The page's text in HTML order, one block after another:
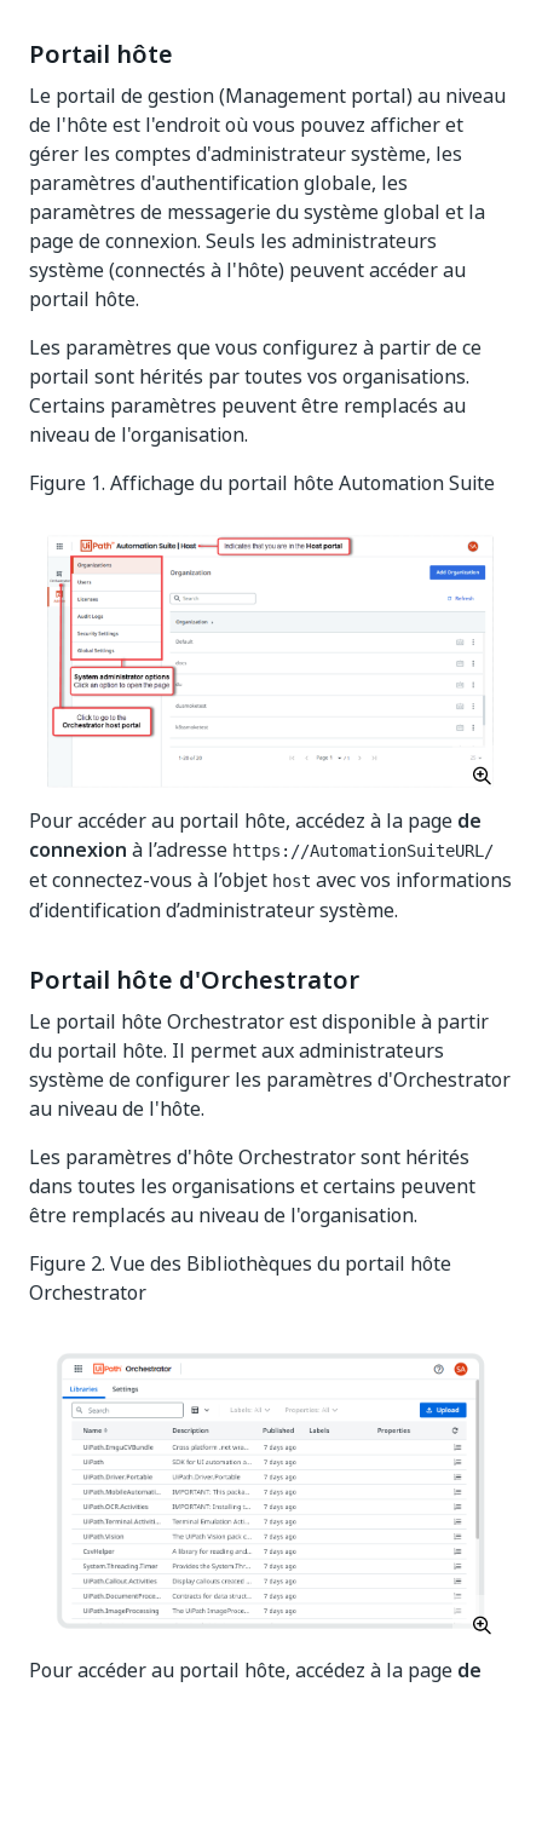
Portail hôte
Le portail de gestion (Management portal) au niveau
de l'hôte est l'endroit où vous pouvez afficher et
gérer les comptes d'administrateur système, les
paramètres d'authentification globale, les
paramètres de messagerie du système global et la
page de connexion. Seuls les administrateurs
système (connectés à l'hôte) peuvent accéder au
portail hôte.
Les paramètres que vous configurez à partir de ce
portail sont hérités par toutes vos organisations.
Certains paramètres peuvent être remplacés au
niveau de l'organisation.
Figure 1. Affichage du portail hôte Automation Suite
Pour accéder au portail hôte, accédez à la page de
connexion à l’adresse https://AutomationSuiteURL/
et connectez-vous à l’objet host avec vos informations
d’identification d’administrateur système.
Portail hôte d'Orchestrator
Le portail hôte Orchestrator est disponible à partir
du portail hôte. Il permet aux administrateurs
système de configurer les paramètres d'Orchestrator
au niveau de l'hôte.
Les paramètres d'hôte Orchestrator sont hérités
dans toutes les organisations et certains peuvent
être remplacés au niveau de l'organisation.
Figure 2. Vue des Bibliothèques du portail hôte
Orchestrator
Pour accéder au portail hôte, accédez à la page de